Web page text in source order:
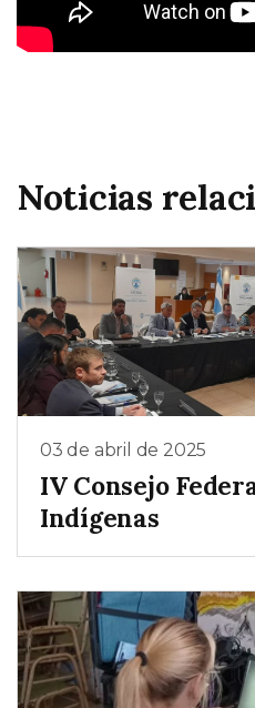
Noticias
03 de abril de 2025
IV Consejo
Indígenas